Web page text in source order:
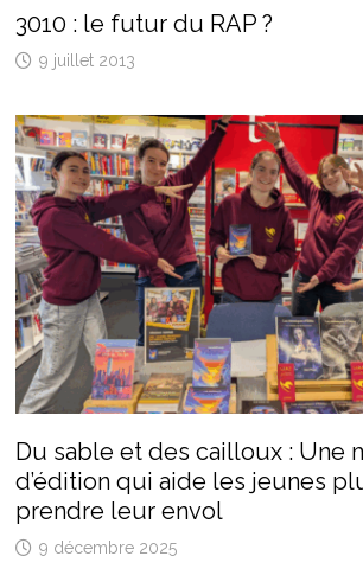
3010 : le futur du RAP ?
9 juillet 2013
Du sable et des cailloux : Une
d’édition qui aide les jeunes
prendre leur envol
9 décembre 2025